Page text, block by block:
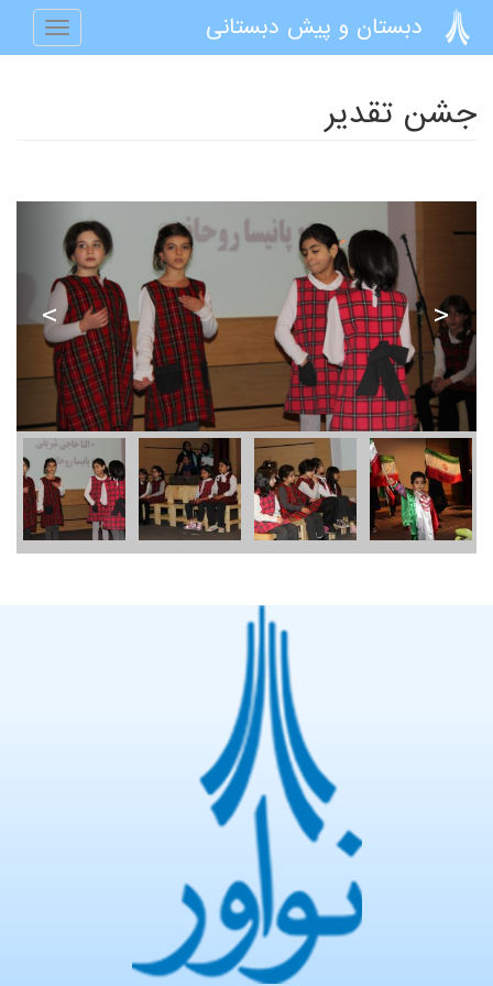
رفتن به محتوای اصلی
دبستان و پیش دبستانی
Toggle
جشن تقدیر
< >